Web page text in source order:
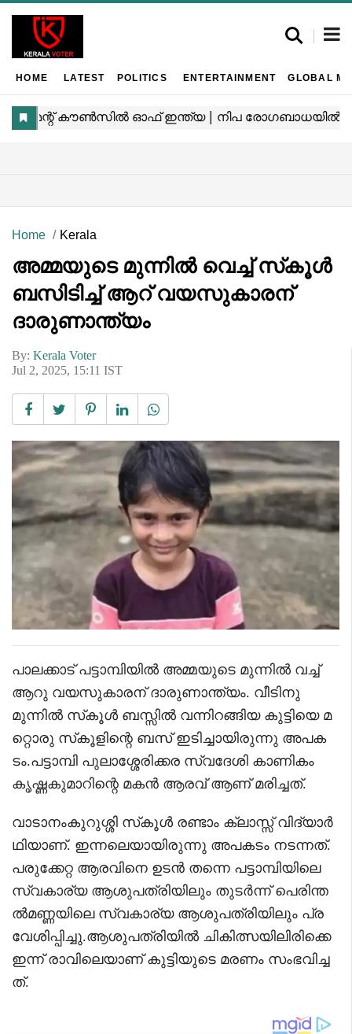
HOME LATEST POLITICS ENTERTAINMENT GLOBAL
Home Kerala
അമ്മയുടെ മുന്നിൽ വെച്ച് സ്‌കൂൾ
ബസിടിച്ച് ആറ് വയസുകാരന്
ദാരുണാന്ത്യം
By: Kerala Voter
Jul 2, 2025, 15:11 IST
പാലക്കാട് പട്ടാമ്പിയിൽ അമ്മയുടെ മുന്നിൽ വച്ച്
ആറു വയസുകാരന് ദാരുണാന്ത്യം. വീടിനു
മുന്നിൽ സ്‌കൂൾ ബസ്സിൽ വന്നിറങ്ങിയ കുട്ടിയെ മ
റ്റൊരു സ്‌കൂളിന്റെ ബസ് ഇടിച്ചായിരുന്നു അപക
ടം.പട്ടാമ്പി പുലാശ്ശേരിക്കര സ്വദേശി കാണികം
കൃഷ്ണകുമാറിന്റെ മകൻ ആരവ് ആണ് മരിച്ചത്.
വാടാനംകുറുശ്ശി സ്‌കൂൾ രണ്ടാം ക്ലാസ്സ് വിദ്യാർ
ഥിയാണ്. ഇന്നലെയായിരുന്നു അപകടം നടന്നത്.
പരുക്കേറ്റ ആരവിനെ ഉടൻ തന്നെ പട്ടാമ്പിയിലെ
സ്വകാര്യ ആശുപത്രിയിലും തുടർന്ന് പെരിന്ത
ൽമണ്ണയിലെ സ്വകാര്യ ആശുപത്രിയിലും പ്ര
വേശിപ്പിച്ചു.ആശുപത്രിയിൽ ചികിത്സയിലിരിക്കെ
ഇന്ന് രാവിലെയാണ് കുട്ടിയുടെ മരണം സംഭവിച്ച
ത്.